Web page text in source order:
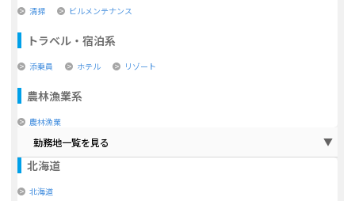
清掃 ビルメンテナンス
トラベル・宿泊系
添乗員 ホテル リゾート
農林漁業系
農林漁業
勤務地一覧を見る
北海道
北海道